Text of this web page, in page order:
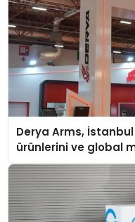
Derya Arms,
ürünlerini ve global